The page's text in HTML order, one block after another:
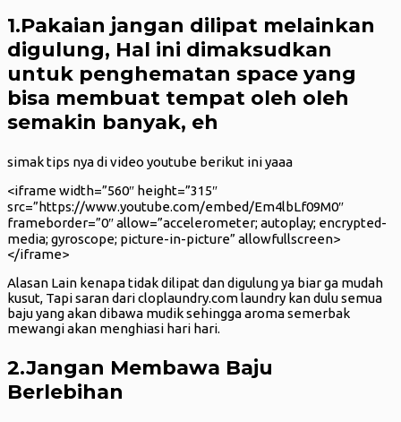
1.Pakaian jangan dilipat melainkan
digulung, Hal ini dimaksudkan
untuk penghematan space yang
bisa membuat tempat oleh oleh
semakin banyak, eh
simak tips nya di video youtube berikut ini yaaa
<iframe width=”560″ height=”315″
src=”https://www.youtube.com/embed/Em4lbLf09M0″
frameborder=”0″ allow=”accelerometer; autoplay; encrypted-
media; gyroscope; picture-in-picture” allowfullscreen>
</iframe>
Alasan Lain kenapa tidak dilipat dan digulung ya biar ga mudah
kusut, Tapi saran dari cloplaundry.com laundry kan dulu semua
baju yang akan dibawa mudik sehingga aroma semerbak
mewangi akan menghiasi hari hari.
2.Jangan Membawa Baju
Berlebihan